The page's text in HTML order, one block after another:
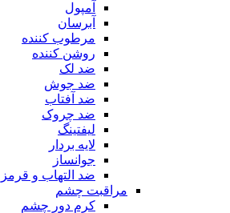
آمپول
آبرسان
مرطوب کننده
روشن کننده
ضد لک
ضد جوش
ضد آفتاب
ضد چروک
لیفتینگ
لایه بردار
جوانساز
ضد التهاب و
مراقبت چشم
کرم دور چشم